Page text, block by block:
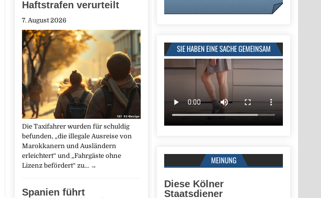
SIE HABEN EINE SACHE GEMEINSAM
MEINUNG
Diese Kölner
Staatsdiener
Haftstrafen verurteilt
7. August 2026
Die Taxifahrer wurden für schuldig
befunden, „die illegale Ausreise von
Marokkanern und Ausländern
erleichtert“ und „Fahrgäste ohne
Lizenz befördert“ zu… →
Spanien führt